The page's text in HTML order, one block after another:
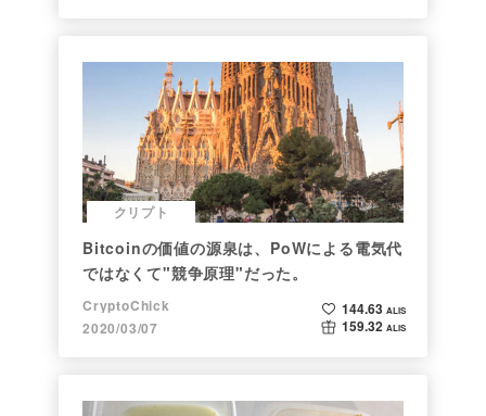
クリプト
Bitcoinの価値の源泉は、PoWによる電気代
ではなくて"競争原理"だった。
CryptoChick
2020/03/07
144.63 ALIS
159.32 ALIS